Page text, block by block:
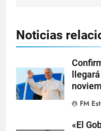
Noticias
FM
«El